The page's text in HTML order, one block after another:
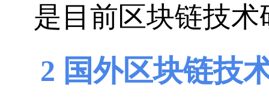
是目前区块链技
2 国外区块链技